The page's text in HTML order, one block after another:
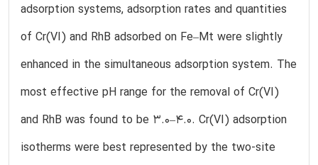
adsorption systems, adsorption rates and quantities
of Cr(VI) and RhB adsorbed on Fe–Mt were slightly
enhanced in the simultaneous adsorption system. The
most effective pH range for the removal of Cr(VI)
and RhB was found to be 3.0–4.0. Cr(VI) adsorption
isotherms were best represented by the two-site